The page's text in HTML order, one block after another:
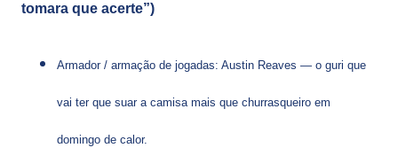
tomara que acerte”)
Armador / armação de jogadas: Austin Reaves — o guri que
vai ter que suar a camisa mais que churrasqueiro em
domingo de calor.